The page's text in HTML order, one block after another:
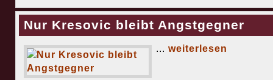
Nur Kresovic bleibt Angstgegner
... weiterlesen